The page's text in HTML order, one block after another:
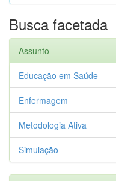
Busca facetada
Assunto
Educação em Saúde
Enfermagem
Metodologia Ativa
Simulação